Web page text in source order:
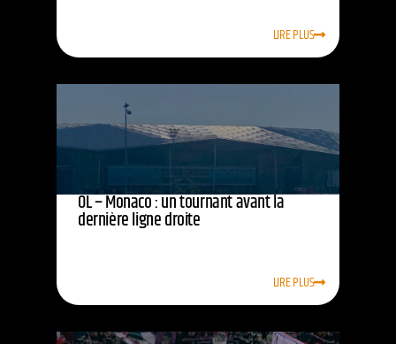
LIRE PLUS
OL – Monaco : un tournant avant la
dernière ligne droite
LIRE PLUS